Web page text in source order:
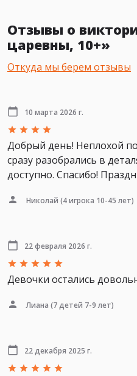
Отзывы о
царевны, 10+»
Откуда мы берем отзывы
10 марта 2026 г.
Добрый день! Неплохой
сразу разобрались в
доступно. Спасибо!
Николай (4 игрока 10-45 лет)
22 февраля 2026 г.
Девочки остались
Лиана (7 детей 7-9 лет)
22 декабря 2025 г.